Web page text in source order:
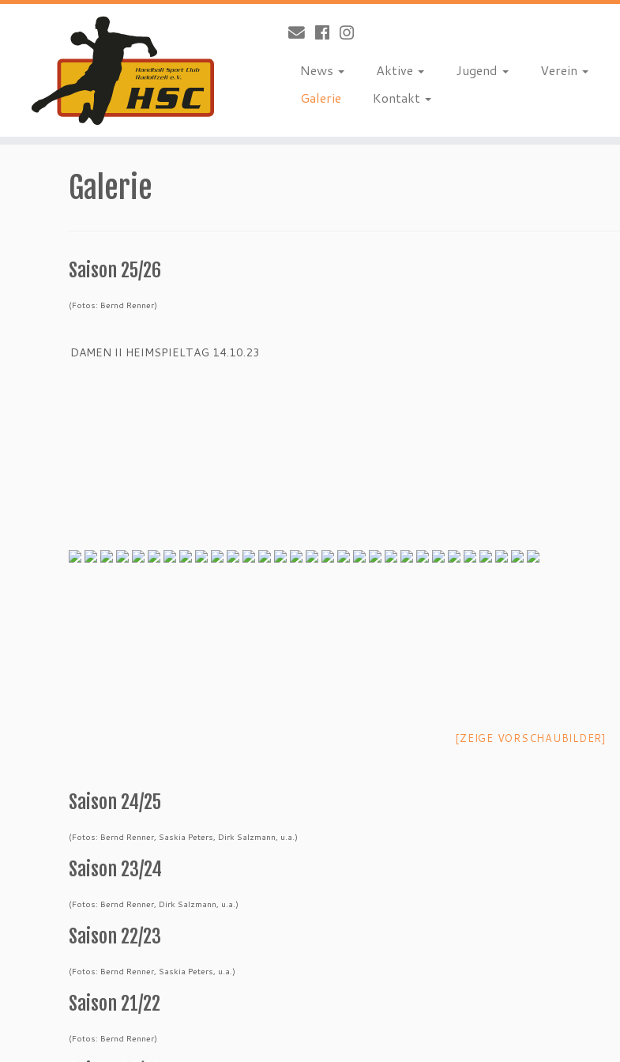
News Aktive Jugend Verein
Galerie
Kontakt
Galerie
Saison 25/26
(Fotos: Bernd Renner)
DAMEN II HEIMSPIELTAG 14.10.23
[ZEIGE VORSCHAUBILDER]
Saison 24/25
(Fotos: Bernd Renner, Saskia Peters, Dirk Salzmann, u.a.)
Saison 23/24
(Fotos: Bernd Renner, Dirk Salzmann, u.a.)
Saison 22/23
(Fotos: Bernd Renner, Saskia Peters, u.a.)
Saison 21/22
(Fotos: Bernd Renner)